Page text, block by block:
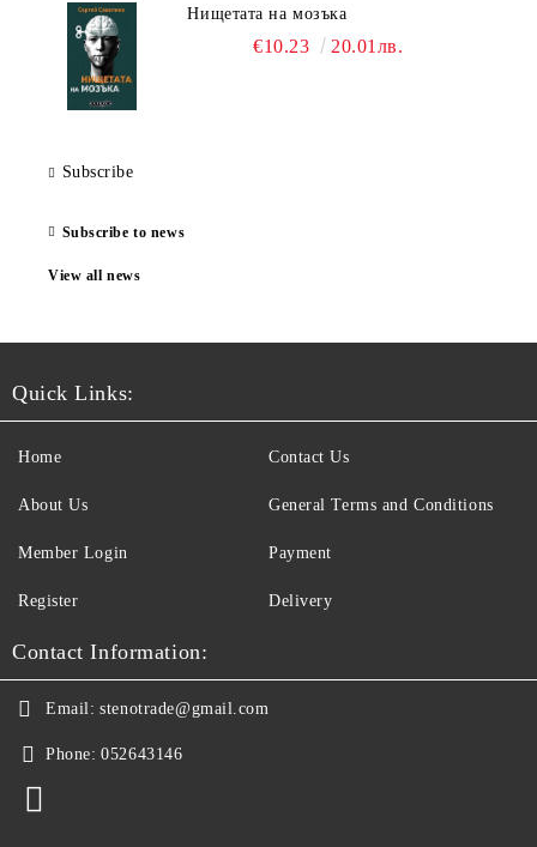
Нищетата на мозъка
€10.23 20.01лв.
Subscribe
Subscribe to news
View all news
Quick Links:
Home
About Us
Member Login
Register
Contact Us
General Terms and Conditions
Payment
Delivery
Contact Information:
Email: stenotrade@gmail.com
Phone: 052643146